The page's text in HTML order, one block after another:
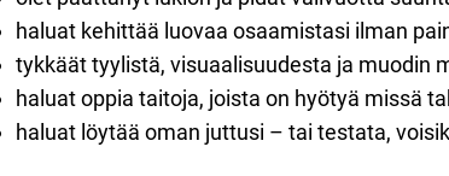
haluat kehittää luovaa osaamistasi ilman
tykkäät tyylistä, visuaalisuudesta ja muodin
haluat oppia taitoja, joista on hyötyä missä
haluat löytää oman juttusi – tai testata,